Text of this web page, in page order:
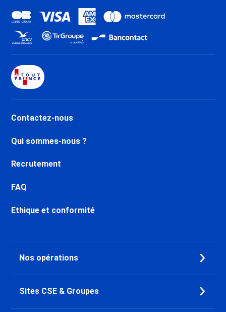
Contactez-nous
Qui sommes-nous ?
Recrutement
FAQ
Ethique et conformité
Nos opérations
Sites CSE & Groupes